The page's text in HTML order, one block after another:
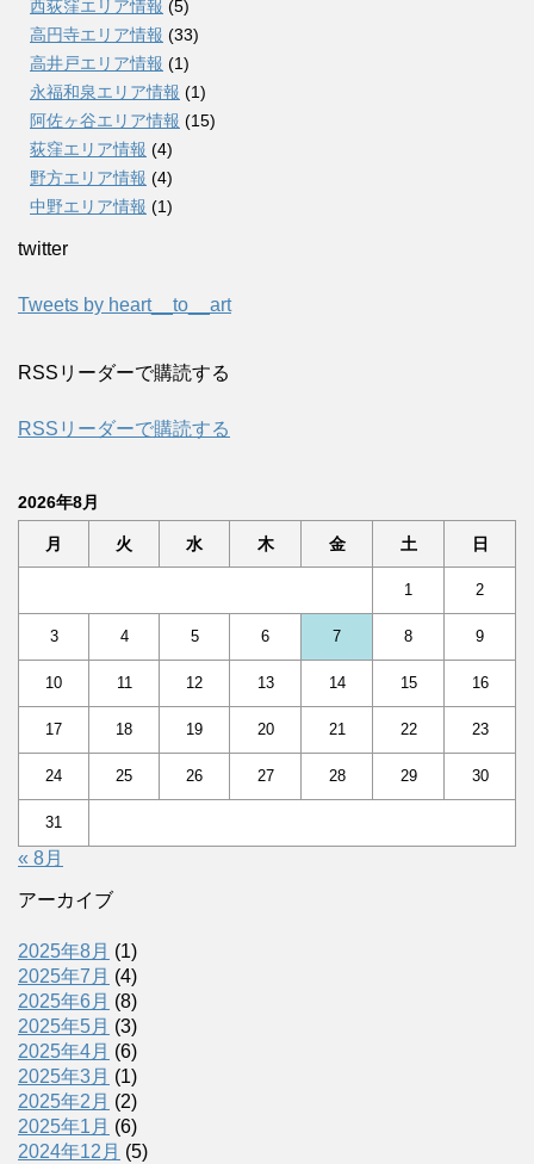
西荻窪エリア情報 (5)
高円寺エリア情報 (33)
高井戸エリア情報 (1)
永福和泉エリア情報 (1)
阿佐ヶ谷エリア情報 (15)
荻窪エリア情報 (4)
野方エリア情報 (4)
中野エリア情報 (1)
twitter
Tweets by heart__to__art
RSSリーダーで購読する
RSSリーダーで購読する
2026年8月
月 火 水 木 金 土 日
1 2
3 4 5 6 7 8 9
10 11 12 13 14 15 16
17 18 19 20 21 22 23
24 25 26 27 28 29 30
31
« 8月
アーカイブ
2025年8月 (1)
2025年7月 (4)
2025年6月 (8)
2025年5月 (3)
2025年4月 (6)
2025年3月 (1)
2025年2月 (2)
2025年1月 (6)
2024年12月 (5)